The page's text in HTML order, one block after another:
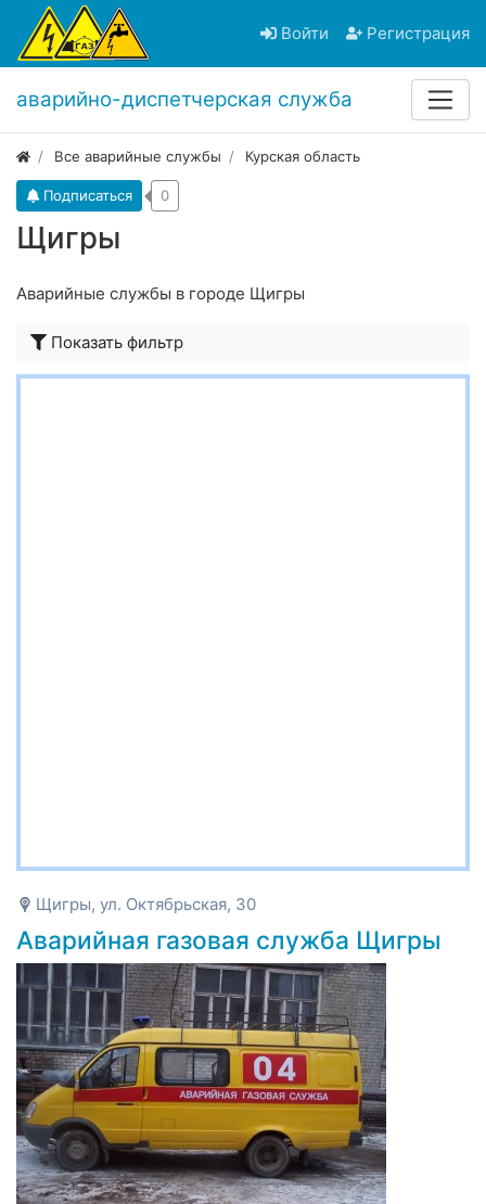
Войти Регистрация
аварийно-диспетчерская служба
Все аварийные службы Курская область
Щигры
Подписаться 0
Аварийные службы в городе Щигры
Показать фильтр
Щигры, ул. Октябрьская, 30
Аварийная газовая служба Щигры